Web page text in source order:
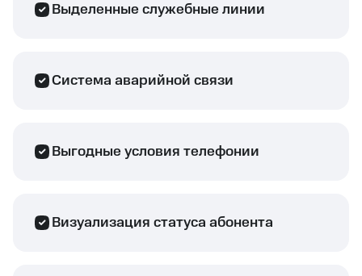
Выделенные служебные линии
Система аварийной связи
Выгодные условия телефонии
Визуализация статуса абонента